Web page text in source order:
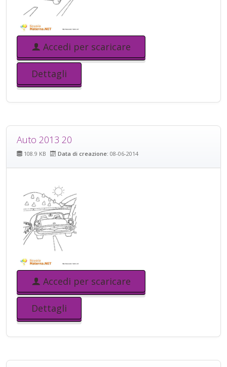
Accedi per scaricare
Dettagli
Auto 2013 20
108.9 KB Data di creazione: 08-06-2014
Accedi per scaricare
Dettagli